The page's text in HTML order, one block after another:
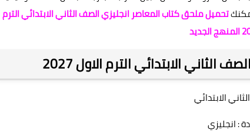
تحميل ملحق كتاب المعاصر انجليزي الصف الثاني الابتدائي الترم
الابتدائي الترم الاول 2027
الابتدائي
: انجليزي